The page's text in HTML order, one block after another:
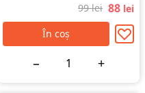
99 lei 88 lei
În coș
− +